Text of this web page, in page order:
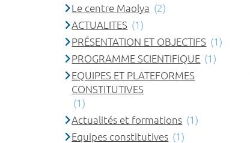
Le centre Maolya (2)
ACTUALITES (1)
PRÉSENTATION ET OBJECTIFS (1)
PROGRAMME SCIENTIFIQUE (1)
EQUIPES ET PLATEFORMES
CONSTITUTIVES
(1)
Actualités et formations (1)
Equipes constitutives (1)